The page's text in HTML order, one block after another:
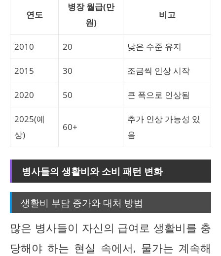
연도
병장 월급(만
원)
비고
2010 20 낮은 수준 유지
2015 30 조금씩 인상 시작
2020 50 큰 폭으로 인상됨
2025(예
상)
60+
추가 인상 가능성 있
음
병사들의 생활비와 소비 패턴 변화
생활비 부담 증가와 대처 방법
많은 병사들이 자신의 급여로 생활비를 충
당해야 하는 현실 속에서, 물가는 계속해